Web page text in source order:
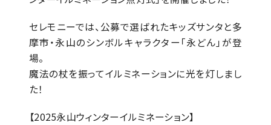
セレモニーでは、公募で選ばれたキッズサンタと多
摩市・永山のシンボルキャラクター「永どん」が登
場。
魔法の杖を振ってイルミネーションに光を灯しまし
た！
【2025永山ウィンターイルミネーション】